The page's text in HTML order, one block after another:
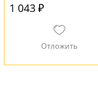
1 043 ₽